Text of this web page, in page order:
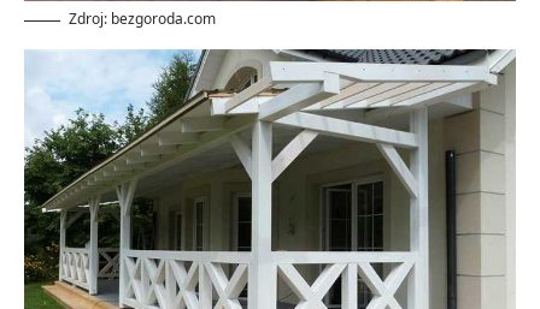
Zdroj: bezgoroda.com